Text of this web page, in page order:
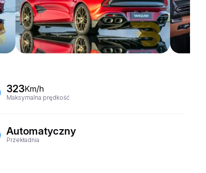
323Km/h
Maksymalna prędkość
Automatyczny
Przekładnia